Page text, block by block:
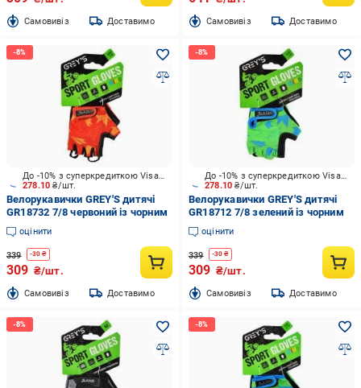
Cамовивіз Доставимо Cамовивіз Доставимо
278.10₴/шт.
До -10% з суперкредиткою Visa Вигода
Велорукавички GREY'S дитячі
GR18732 7/8 червоний із чорним
оцінити
339 -30 ₴
309 ₴/шт.
Cамовивіз Доставимо
278.10₴/шт.
До -10% з суперкредиткою Visa Вигода
Велорукавички GREY'S дитячі
GR18712 7/8 зелений із чорним
оцінити
339 -30 ₴
309 ₴/шт.
Cамовивіз Доставимо